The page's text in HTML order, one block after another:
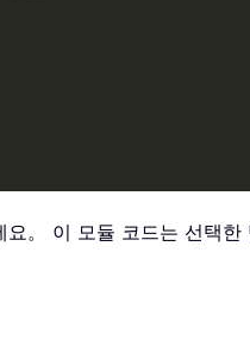
。 이 모듈 코드는 선택